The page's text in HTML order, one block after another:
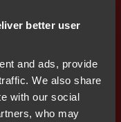
better user
and ads, provide
We also share
with our social
who may
自动化且无错误的